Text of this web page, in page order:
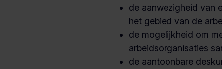
de aanwezigheid van
het gebied van de
de mogelijkheid om
arbeidsorganisaties
de aantoonbare